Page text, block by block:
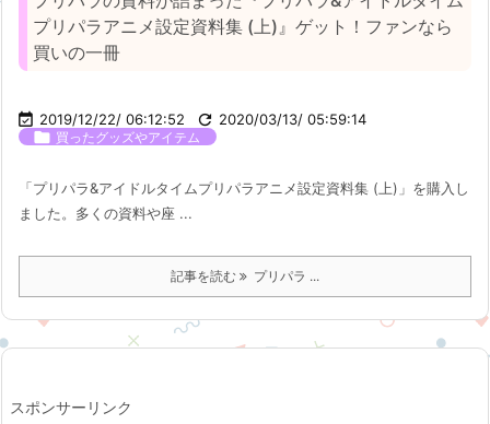
プリパラアニメ設定資料集 (上)』ゲット！ファンなら
買いの一冊
 2019/12/22/ 06:12:52  2020/03/13/ 05:59:14
 買ったグッズやアイテム
「プリパラ&アイドルタイムプリパラアニメ設定資料集 (上)」を購入し
ました。多くの資料や座 ...
記事を読む プリパラ ...
スポンサーリンク